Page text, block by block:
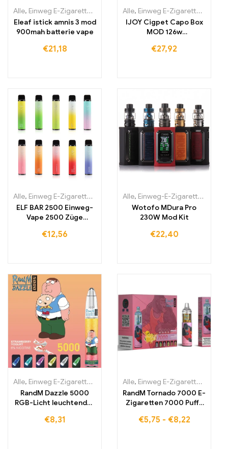
Alle, Einweg E-Zigaretten Einweg-E-Zigaretten Litauen,Einweg-
Eleaf istick amnis 3 mod
900mah batterie vape
€21,18
Alle, Einweg E-Zigaretten
IJOY Cigpet Capo Box
MOD 126w
Vape E-Zigarette
€27,92
Alle, Einweg E-Zigaretten Einweg-E-Zigaretten Litauen,Einweg-
ELF BAR 2500 Einweg-
Vape 2500 Züge
€12,56
Alle, Einweg-E-Zigaretten Irland
Wotofo MDura Pro
230W Mod Kit
€22,40
Alle, Einweg E-Zigaretten Einweg-E-Zigaretten Irland,Einweg-E-
RandM Dazzle 5000
RGB-Licht leuchtender
5000 Züge
€8,31
Alle, Einweg E-Zigaretten
RandM Tornado 7000 E-
Zigaretten 7000 Puffs
€5,75 - €8,22